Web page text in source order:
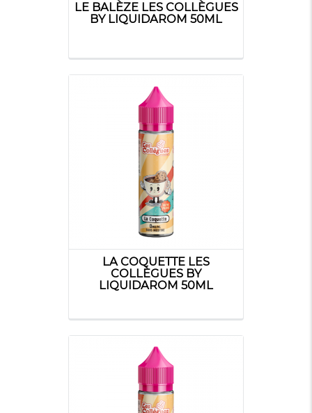
LE BALÈZE LES COLLÈGUES
BY LIQUIDAROM 50ML
LA COQUETTE LES
COLLÈGUES BY
LIQUIDAROM 50ML